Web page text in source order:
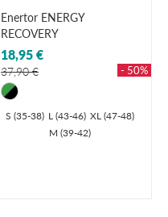
Enertor ENERGY
RECOVERY
18,95 €
37,90 € - 50%
S (35-38) L (43-46) XL (47-48)
M (39-42)